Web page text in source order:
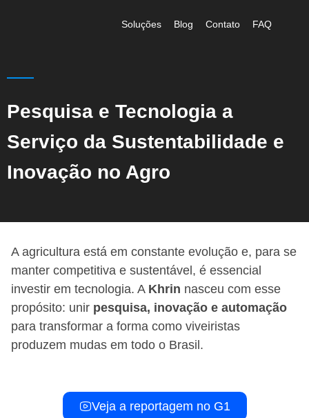
Soluções Blog Contato FAQ
Pesquisa e Tecnologia a
Serviço da Sustentabilidade e
Inovação no Agro
A agricultura está em constante evolução e, para se
manter competitiva e sustentável, é essencial
investir em tecnologia. A Khrin nasceu com esse
propósito: unir pesquisa, inovação e automação
para transformar a forma como viveiristas
produzem mudas em todo o Brasil.
Veja a reportagem no G1